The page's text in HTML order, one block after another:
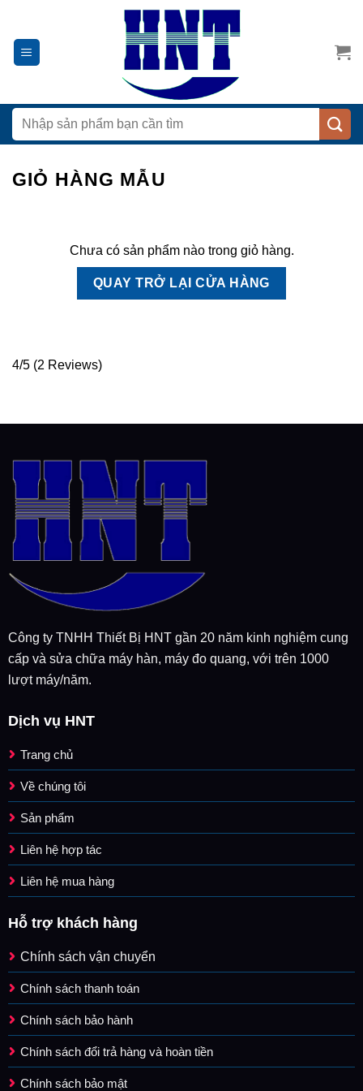
Tìm
kiếm:
GIỎ HÀNG MẪU
Chưa có sản phẩm nào trong giỏ hàng.
QUAY TRỞ LẠI CỬA HÀNG
4/5 (2 Reviews)
Công ty TNHH Thiết Bị HNT gần 20 năm kinh nghiệm cung
cấp và sửa chữa máy hàn, máy đo quang, với trên 1000
lượt máy/năm.
Dịch vụ HNT
Trang chủ
Về chúng tôi
Sản phẩm
Liên hệ hợp tác
Liên hệ mua hàng
Hỗ trợ khách hàng
Chính sách vận chuyển
Chính sách thanh toán
Chính sách bảo hành
Chính sách đổi trả hàng và hoàn tiền
Chính sách bảo mật